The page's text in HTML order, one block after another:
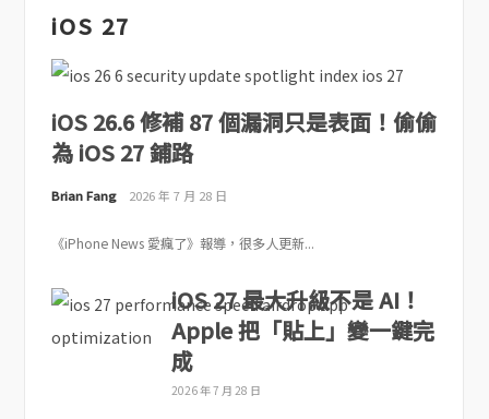
iOS 27
iOS 26.6 修補 87 個漏洞只是表面！偷偷
為 iOS 27 鋪路
Brian Fang 2026 年 7 月 28 日
《iPhone News 愛瘋了》報導，很多人更新...
iOS 27 最大升級不是 AI！
Apple 把「貼上」變一鍵完
成
2026 年 7 月 28 日